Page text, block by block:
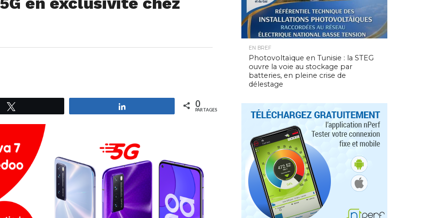
0
PARTAGES
EN BREF
Photovoltaïque en Tunisie : la STEG
ouvre la voie au stockage par
batteries, en pleine crise de
délestage